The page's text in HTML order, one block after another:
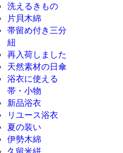
洗えるきもの
片貝木綿
帯留め付き三分
紐
再入荷しました
天然素材の日傘
浴衣に使える
帯・小物
新品浴衣
リユース浴衣
夏の装い
伊勢木綿